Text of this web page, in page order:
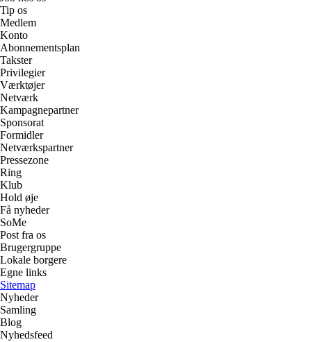
Tip os
Medlem
Konto
Abonnementsplan
Takster
Privilegier
Værktøjer
Netværk
Kampagnepartner
Sponsorat
Formidler
Netværkspartner
Pressezone
Ring
Klub
Hold øje
Få nyheder
SoMe
Post fra os
Brugergruppe
Lokale borgere
Egne links
Sitemap
Nyheder
Samling
Blog
Nyhedsfeed